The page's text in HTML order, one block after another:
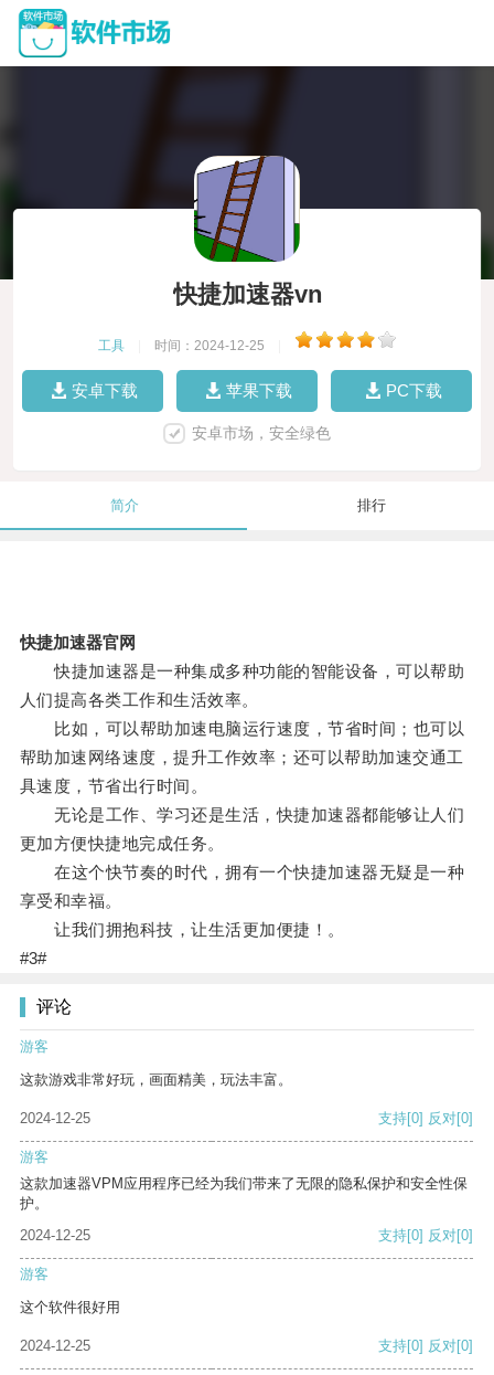
快捷加速器vn
工具 时间：2024-12-25
安卓下载 苹果下载 PC下载
安卓市场，安全绿色
简介 排行
快捷加速器官网
快捷加速器是一种集成多种功能的智能设备，可以帮助
人们提高各类工作和生活效率。
比如，可以帮助加速电脑运行速度，节省时间；也可以
帮助加速网络速度，提升工作效率；还可以帮助加速交通工
具速度，节省出行时间。
无论是工作、学习还是生活，快捷加速器都能够让人们
更加方便快捷地完成任务。
在这个快节奏的时代，拥有一个快捷加速器无疑是一种
享受和幸福。
让我们拥抱科技，让生活更加便捷！。
#3#
评论
游客
这款游戏非常好玩，画面精美，玩法丰富。
2024-12-25 支持[0] 反对[0]
游客
这款加速器VPM应用程序已经为我们带来了无限的隐私保护和安全性保
护。
2024-12-25
支持[0] 反对[0]
游客
这个软件很好用
2024-12-25 支持[0] 反对[0]